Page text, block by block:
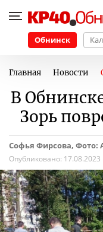
Обнинск
Главная Новости
В
Зорь
Софья Фирсова, Фото:
Опубликовано: 17.08.2023